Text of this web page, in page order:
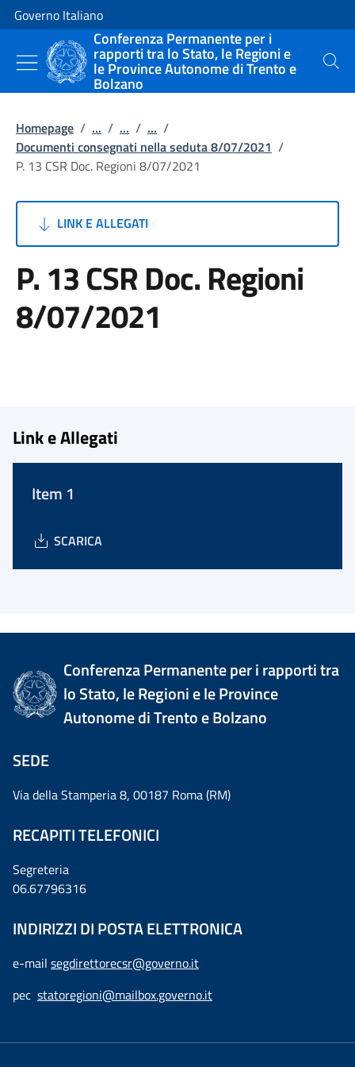
Vai al contenuto
Vai alla navigazione del sito
Governo Italiano
Conferenza Permanente per i
rapporti tra lo Stato, le Regioni e
le Province Autonome di Trento e
Bolzano
Cerca
Homepage / ... / ... / ... /
Documenti consegnati nella seduta 8/07/2021 /
P. 13 CSR Doc. Regioni 8/07/2021
LINK E ALLEGATI
P. 13 CSR Doc. Regioni
8/07/2021
Link e Allegati
Item 1
SCARICA
Conferenza Permanente per i rapporti tra
lo Stato, le Regioni e le Province
Autonome di Trento e Bolzano
SEDE
Via della Stamperia 8, 00187 Roma (RM)
RECAPITI TELEFONICI
Segreteria
06.67796316
INDIRIZZI DI POSTA ELETTRONICA
e-mail segdirettorecsr@governo.it
pec statoregioni@mailbox.governo.it